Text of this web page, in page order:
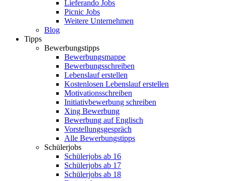
Lieferando Jobs
Picnic Jobs
Weitere Unternehmen
Blog
Tipps
Bewerbungstipps
Bewerbungsmappe
Bewerbungsschreiben
Lebenslauf erstellen
Kostenlosen Lebenslauf erstellen
Motivationsschreiben
Initiativbewerbung schreiben
Xing Bewerbung
Bewerbung auf Englisch
Vorstellungsgespräch
Alle Bewerbungstipps
Schülerjobs
Schülerjobs ab 16
Schülerjobs ab 17
Schülerjobs ab 18